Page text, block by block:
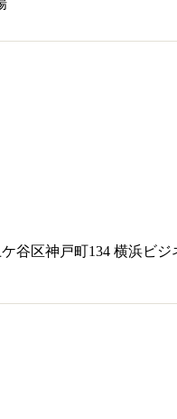
谷区神戸町134 横浜ビジ